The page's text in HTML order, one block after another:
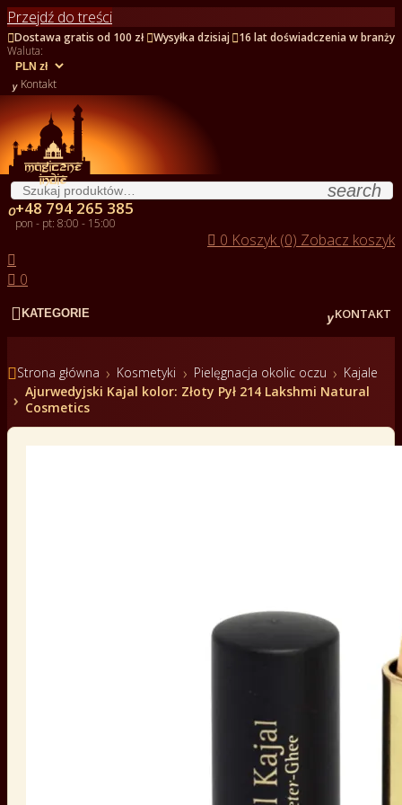
Przejdź do treści
Dostawa gratis od 100 zł Wysyłka dzisiaj 16 lat doświadczenia w branży
Waluta:
 Kontakt
search
+48 794 265 385
pon - pt: 8:00 - 15:00
 0 Koszyk (0) Zobacz koszyk

 0
 KATEGORIE KONTAKT
Strona główna Kosmetyki Pielęgnacja okolic oczu
Kajale
Ajurwedyjski Kajal kolor: Złoty Pył 214 Lakshmi Natural
Cosmetics